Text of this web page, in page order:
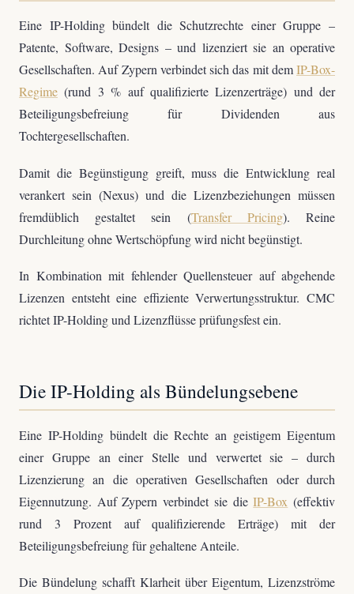
Eine IP-Holding bündelt die Schutzrechte einer Gruppe –
Patente, Software, Designs – und lizenziert sie an operative
Gesellschaften. Auf Zypern verbindet sich das mit demIP-Box-
Regime (rund 3 % auf qualifizierte Lizenzerträge) und der
Beteiligungsbefreiung für Dividenden aus
Tochtergesellschaften.
Damit die Begünstigung greift, muss die Entwicklung real
verankert sein (Nexus) und die Lizenzbeziehungen müssen
fremdüblich gestaltet sein (Transfer Pricing). Reine
Durchleitung ohne Wertschöpfung wird nicht begünstigt.
In Kombination mit fehlender Quellensteuer auf abgehende
Lizenzen entsteht eine effiziente Verwertungsstruktur. CMC
richtet IP-Holding und Lizenzflüsse prüfungsfest ein.
Die IP-Holding als Bündelungsebene
Eine IP-Holding bündelt die Rechte an geistigem Eigentum
einer Gruppe an einer Stelle und verwertet sie – durch
Lizenzierung an die operativen Gesellschaften oder durch
Eigennutzung. Auf Zypern verbindet sie dieIP-Box (effektiv
rund 3 Prozent auf qualifizierende Erträge) mit der
Beteiligungsbefreiung für gehaltene Anteile.
Die Bündelung schafft Klarheit über Eigentum, Lizenzströme